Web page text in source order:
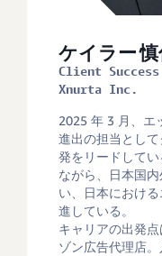
ケイラー 慎
Client Success
Xnurta Inc.
2025 年 3 月、エ
進出の担当とし
発をリードして
ながら、日本国
い、日本におけ
進している。
キャリアの出発
ゾン広告代理店